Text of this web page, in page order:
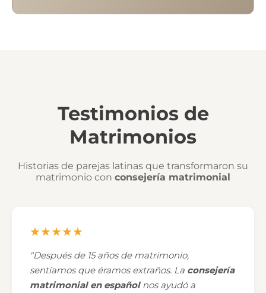
Testimonios de
Matrimonios
Historias de parejas latinas que transformaron su
matrimonio con consejería matrimonial
★★★★★
"Después de 15 años de matrimonio,
sentíamos que éramos extraños. La consejería
matrimonial en españolnos ayudó a